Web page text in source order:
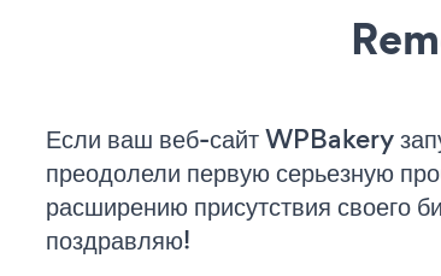
Если ваш веб-сайт WPBakery
преодолели первую серьезную
расширению присутствия своего
поздравляю!